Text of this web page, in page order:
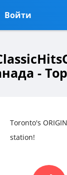
Войти
-
Toronto's
station!